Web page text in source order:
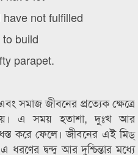
not fulfilled
build
parapet.
সমাজ জীবনের প্রত্যেক ক্ষেত্রে
হয়। এ সময় হতাশা, দুঃখ আর
করে ফেলে। জীবনের এই মিড্
ধরণের দ্বন্দ্ব আর দুশ্চিন্তার মধ্যে